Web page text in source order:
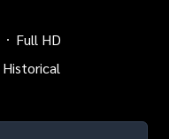
Full HD
Historical